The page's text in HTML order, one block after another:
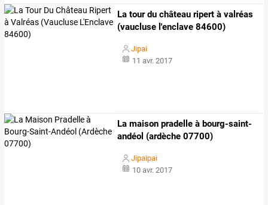
La tour du château ripert à valréas
(vaucluse l'enclave 84600)
Jipai
11 avr. 2017
La maison pradelle à bourg-saint-
andéol (ardèche 07700)
Jipaipai
10 avr. 2017